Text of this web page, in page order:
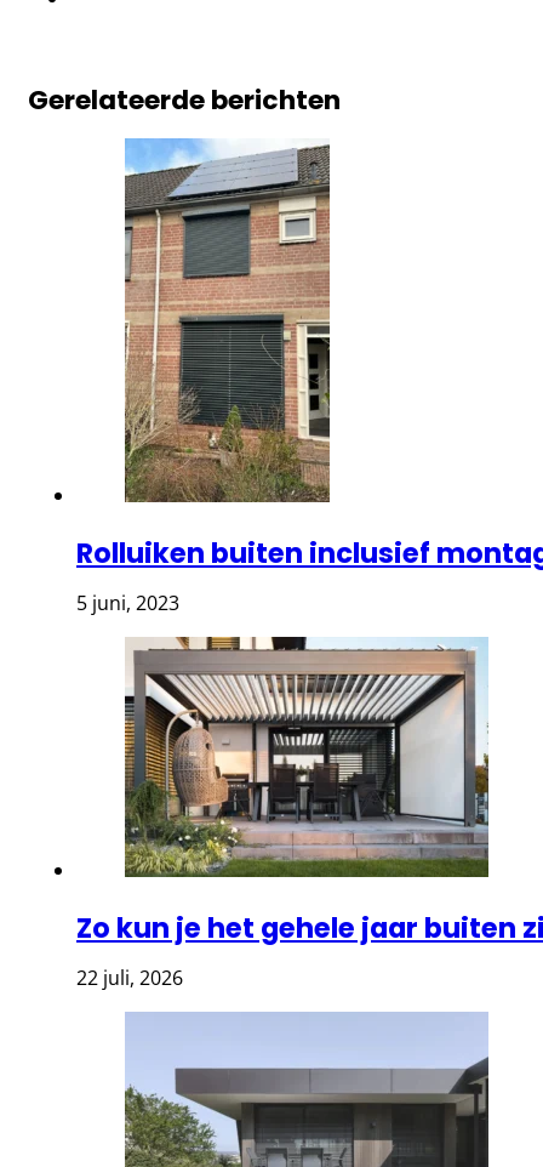
Gerelateerde berichten
Rolluiken buiten inclusief
5 juni, 2023
Zo kun je het gehele jaar buiten
22 juli, 2026